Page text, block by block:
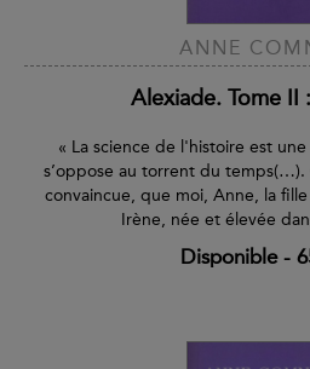
ANNE
Alexiade. Tome II
« La science de l'histoire est
s’oppose au torrent du temps(…).
convaincue, que moi, Anne, la
Irène, née et élevée
Disponible-